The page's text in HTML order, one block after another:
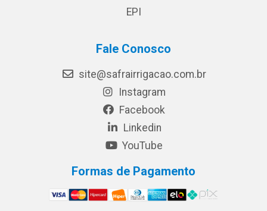
EPI
Fale Conosco
site@safrairrigacao.com.br
Instagram
Facebook
Linkedin
YouTube
Formas de Pagamento